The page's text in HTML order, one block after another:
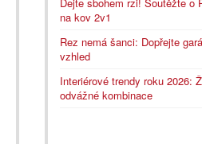
na kov 2v1
Rez nemá šanci: Dopřejte
vzhled
Interiérové trendy roku 2026:
odvážné kombinace